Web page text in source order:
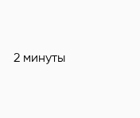
2 минуты